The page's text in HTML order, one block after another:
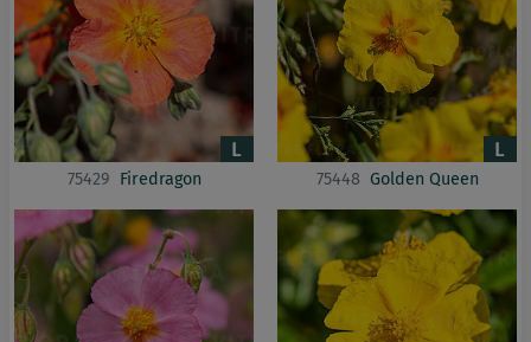
75429 Firedragon 75448 Golden Queen